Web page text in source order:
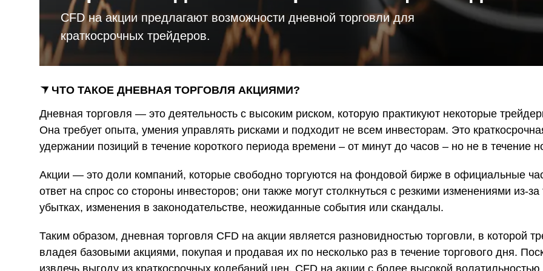
и снятия средств с вашего счета
Торгуйте акциями таких
Apple, Tesla и Nvidia
Акции Австралии
Акции Великобритании
Торгуйте акциями таких
AstraZeneca, Unilever и
TradingView
Торгуйте с умом на ведущей мировой
платформе для построения графиков
Копитрейдинг ПОПУЛЯРНОЕ
Копируйте, торгуйте и зарабатывайте в
стратегий с помощью виртуальных
средств
Безопасный внешний сервер для
Оставайтесь в курсе последних
новостей о продуктах
CFD на акции предлагают возможности дневной торговли для
краткосрочных трейдеров.
ЧТО ТАКОЕ ДНЕВНАЯ ТОРГОВЛЯ АКЦИЯМИ?
Дневная торговля — это деятельность с высоким риском, которую практикуют некоторые
Она требует опыта, умения управлять рисками и подходит не всем инвесторам. Это
удержании позиций в течение короткого периода времени – от минут до часов – но не в течение
Акции — это доли компаний, которые свободно торгуются на фондовой бирже в официальные
ответ на спрос со стороны инвесторов; они также могут столкнуться с резкими изменениями из-
убытках, изменения в законодательстве, неожиданные события или скандалы.
Таким образом, дневная торговля CFD на акции является разновидностью торговли, в которой
владея базовыми акциями, покупая и продавая их по несколько раз в течение торгового дня.
извлечь выгоду из краткосрочных колебаний цен, CFD на акции с более высокой